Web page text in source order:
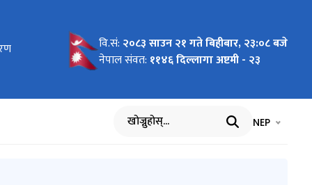
वि.सं: २०८३ साउन २१ गते बिहीबार, २३:०८ बजे
नेपाल संवत: ११४६ दिल्लागा अष्टमी - २३
खोज्नुहोस् भाषा चयन
NEP